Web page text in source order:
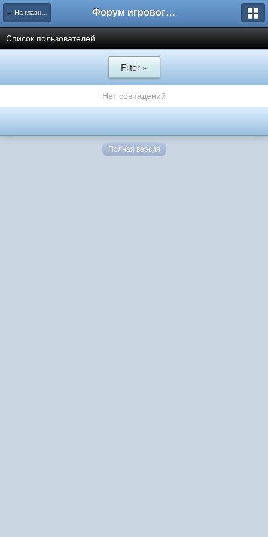
← На главную Форум игрового проекта Riverrise
Список пользователей
Filter »
Нет совпадений
Полная версия